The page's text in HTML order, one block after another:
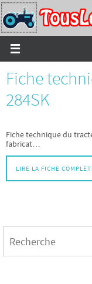
Passer
vers
le
contenu
Fiche
284SK
Fiche technique du
fabricat…
LIRE LA FICHE